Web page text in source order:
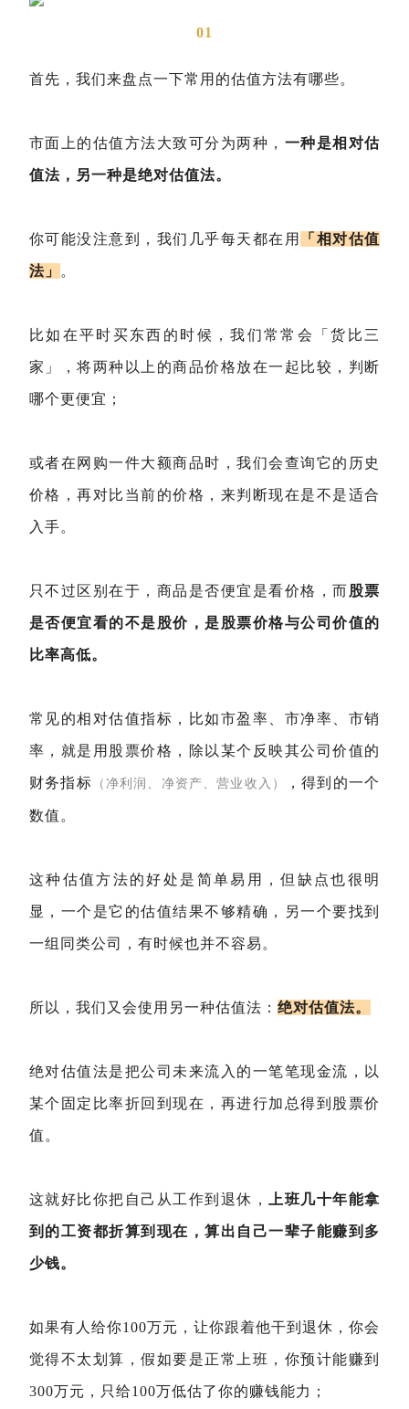
01
首先，我们来盘点一下常用的估值方法有哪些。
市面上的估值方法大致可分为两种， 一种是相对估
值法，另一种是绝对估值法。
你可能没注意到，我们几乎每天都在用 「相对估值
法」 。
比如在平时买东西的时候，我们常常会「货比三
家」，将两种以上的商品价格放在一起比较，判断
哪个更便宜；
或者在网购一件大额商品时，我们会查询它的历史
价格，再对比当前的价格，来判断现在是不是适合
入手。
只不过区别在于，商品是否便宜是看价格，而股票
是否便宜看的不是股价，是股票价格与公司价值的
比率高低。
常见的相对估值指标，比如市盈率、市净率、市销
率，就是用股票价格，除以某个反映其公司价值的
财务指标 （净利润、净资产、营业收入） ，得到的一个
数值。
这种估值方法的好处是简单易用，但缺点也很明
显，一个是它的估值结果不够精确，另一个要找到
一组同类公司，有时候也并不容易。
所以，我们又会使用另一种估值法： 绝对估值法。
绝对估值法是把公司未来流入的一笔笔现金流，以
某个固定比率折回到现在，再进行加总得到股票价
值。
这就好比你把自己从工作到退休， 上班几十年能拿
到的工资都折算到现在，算出自己一辈子能赚到多
少钱。
如果有人给你100万元，让你跟着他干到退休，你会
觉得不太划算，假如要是正常上班，你预计能赚到
300万元，只给100万低估了你的赚钱能力；